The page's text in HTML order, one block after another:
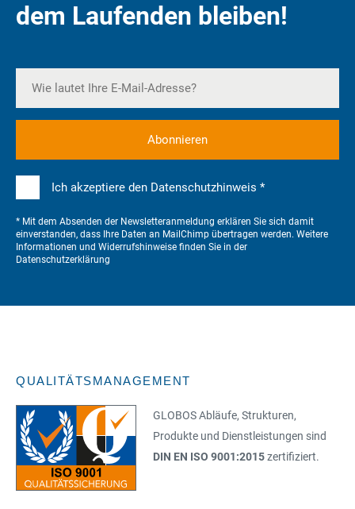
dem Laufenden bleiben!
Ich akzeptiere den Datenschutzhinweis *
* Mit dem Absenden der Newsletteranmeldung erklären Sie sich damit
einverstanden, dass Ihre Daten an MailChimp übertragen werden. Weitere
Informationen und Widerrufshinweise finden Sie in der
Datenschutzerklärung
QUALITÄTSMANAGEMENT
GLOBOS Abläufe, Strukturen,
Produkte und Dienstleistungen sind
DIN EN ISO 9001:2015zertifiziert.